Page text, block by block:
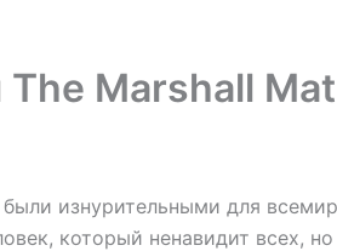
The Marshall
изнурительными для
который ненавидит всех,